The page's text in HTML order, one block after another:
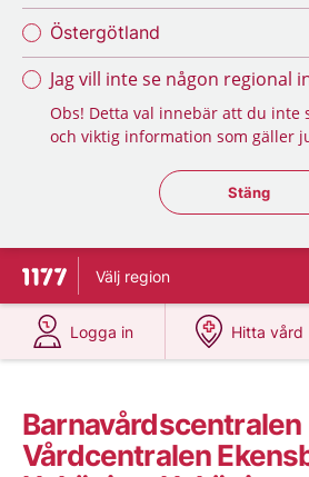
Östergötland
Jag vill inte se någon regional
Obs! Detta val innebär att du inte
och viktig information som gäller
Stäng
Stäng
Till startsidan för 1177
Välj region
Logga in
på 1177.se
Hitta vård
på
Barnavårdscentralen
Vårdcentralen